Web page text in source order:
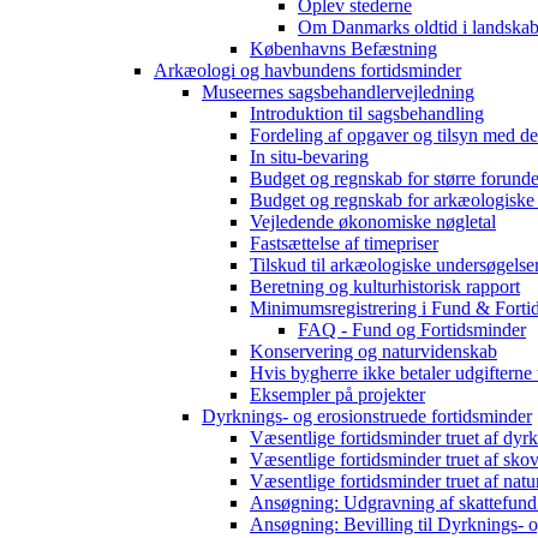
Oplev stederne
Om Danmarks oldtid i
Københavns Befæstning
Arkæologi og havbundens fortidsminder
Museernes sagsbehandlervejledning
Introduktion til sagsbehandling
Fordeling af opgaver og tilsyn med
In situ-bevaring
Budget og regnskab for større
Budget og regnskab for arkæologiske
Vejledende økonomiske nøgletal
Fastsættelse af timepriser
Tilskud til arkæologiske
Beretning og kulturhistorisk rapport
Minimumsregistrering i Fund &
FAQ - Fund og Fortidsminder
Konservering og naturvidenskab
Hvis bygherre ikke betaler
Eksempler på projekter
Dyrknings- og erosionstruede fortidsminder
Væsentlige fortidsminder truet af
Væsentlige fortidsminder truet af
Væsentlige fortidsminder truet af
Ansøgning: Udgravning af
Ansøgning: Bevilling til Dyrknings-